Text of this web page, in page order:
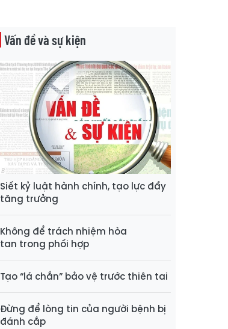
Vấn đề và sự kiện
Siết kỷ luật hành chính, tạo lực đẩy
tăng trưởng
Không để trách nhiệm hòa
tan trong phối hợp
Tạo “lá chắn” bảo vệ trước thiên tai
Đừng để lòng tin của người bệnh bị
đánh cắp